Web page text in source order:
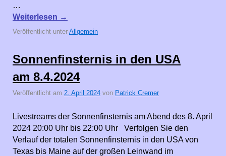
…
Weiterlesen →
Veröffentlicht unter Allgemein
Sonnenfinsternis in den USA
am 8.4.2024
Veröffentlicht am 2. April 2024 von Patrick Cremer
Livestreams der Sonnenfinsternis am Abend des 8. April
2024 20:00 Uhr bis 22:00 Uhr Verfolgen Sie den
Verlauf der totalen Sonnenfinsternis in den USA von
Texas bis Maine auf der großen Leinwand im